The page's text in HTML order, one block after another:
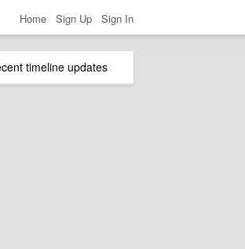
Home Sign Up Sign In
timeline updates